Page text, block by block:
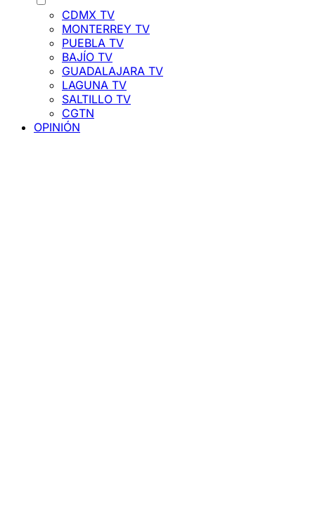
CDMX TV
MONTERREY TV
PUEBLA TV
BAJÍO TV
GUADALAJARA TV
LAGUNA TV
SALTILLO TV
CGTN
OPINIÓN